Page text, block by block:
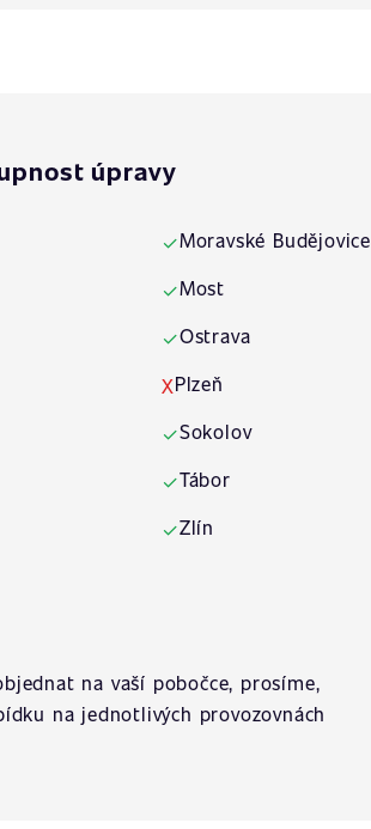
úpravy
✓Moravské Budějovice
✓Most
✓Ostrava
XPlzeň
✓Sokolov
✓Tábor
✓Zlín
na vaší pobočce, prosíme,
na jednotlivých provozovnách